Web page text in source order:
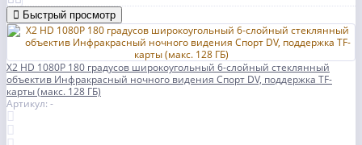
Быстрый просмотр
X2 HD 1080P 180 градусов широкоугольный 6-слойный стеклянный
объектив Инфракрасный ночного видения Спорт DV, поддержка TF-
карты (макс. 128 ГБ)
Артикул: -